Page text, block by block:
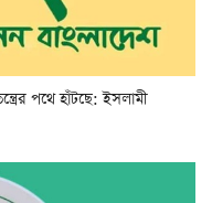
পথে হাঁটছে: ইসলামী